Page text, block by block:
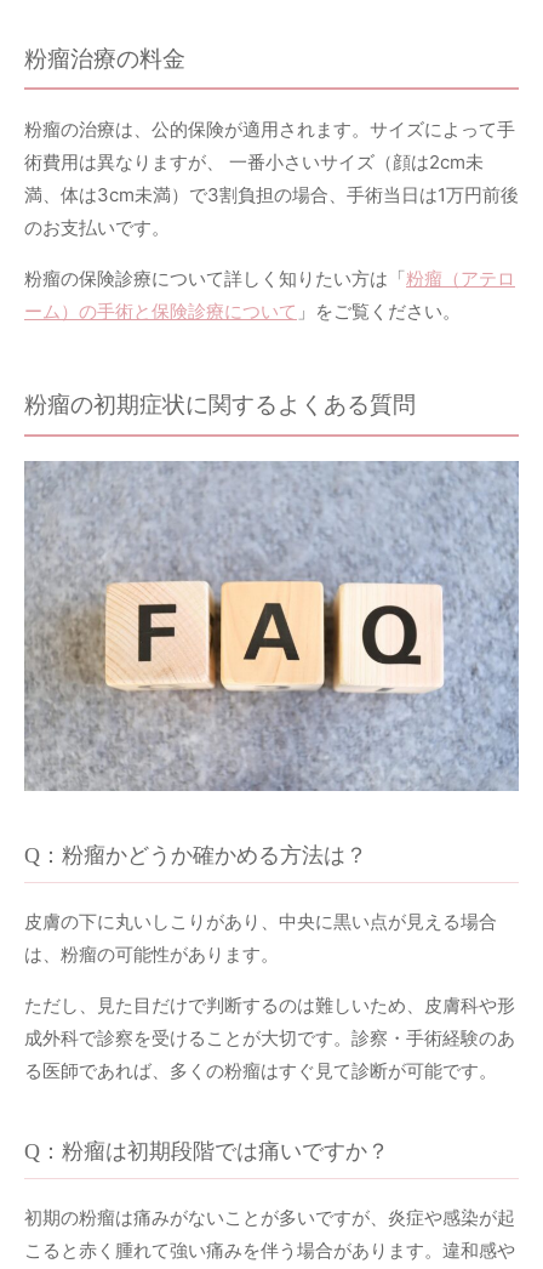
粉瘤治療の料金
粉瘤の治療は、公的保険が適用されます。サイズによって手
術費用は異なりますが、 一番小さいサイズ（顔は2cm未
満、体は3cm未満）で3割負担の場合、手術当日は1万円前後
のお支払いです。
粉瘤の保険診療について詳しく知りたい方は「粉瘤（アテロ
ーム）の手術と保険診療について 」をご覧ください。
粉瘤の初期症状に関するよくある質問
Q：粉瘤かどうか確かめる方法は？
皮膚の下に丸いしこりがあり、中央に黒い点が見える場合
は、粉瘤の可能性があります。
ただし、見た目だけで判断するのは難しいため、皮膚科や形
成外科で診察を受けることが大切です。診察・手術経験のあ
る医師であれば、多くの粉瘤はすぐ見て診断が可能です。
Q：粉瘤は初期段階では痛いですか？
初期の粉瘤は痛みがないことが多いですが、炎症や感染が起
こると赤く腫れて強い痛みを伴う場合があります。違和感や